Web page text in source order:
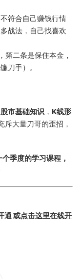
符合自己赚钱行情
战法，自己找喜欢
第二条是保住本金，
刀手）。
股市基础知识 ， K线形
斥大量刀哥的歪招，
季度的学习课程，
通 或点击这里在线开